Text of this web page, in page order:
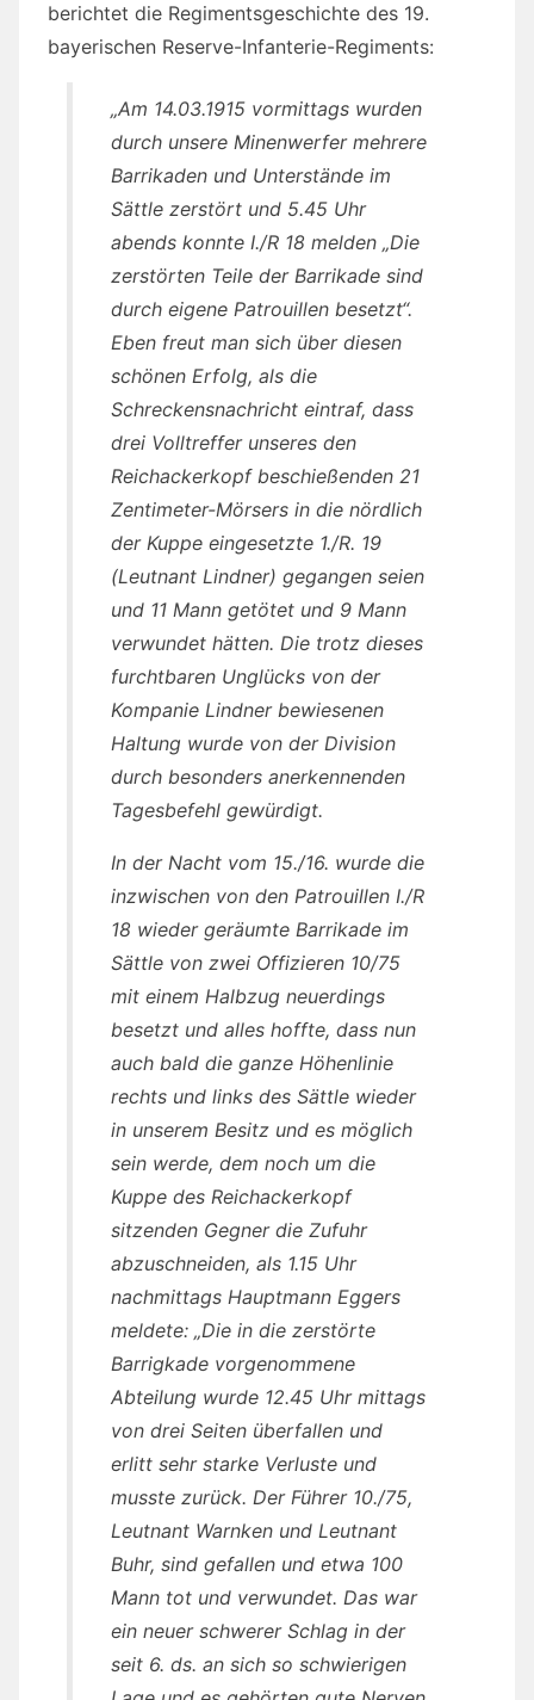
berichtet die Regimentsgeschichte des 19.
bayerischen Reserve-Infanterie-Regiments:
„Am 14.03.1915 vormittags wurden
durch unsere Minenwerfer mehrere
Barrikaden und Unterstände im
Sättle zerstört und 5.45 Uhr
abends konnte I./R 18 melden „Die
zerstörten Teile der Barrikade sind
durch eigene Patrouillen besetzt“.
Eben freut man sich über diesen
schönen Erfolg, als die
Schreckensnachricht eintraf, dass
drei Volltreffer unseres den
Reichackerkopf beschießenden 21
Zentimeter-Mörsers in die nördlich
der Kuppe eingesetzte 1./R. 19
(Leutnant Lindner) gegangen seien
und 11 Mann getötet und 9 Mann
verwundet hätten. Die trotz dieses
furchtbaren Unglücks von der
Kompanie Lindner bewiesenen
Haltung wurde von der Division
durch besonders anerkennenden
Tagesbefehl gewürdigt.
In der Nacht vom 15./16. wurde die
inzwischen von den Patrouillen I./R
18 wieder geräumte Barrikade im
Sättle von zwei Offizieren 10/75
mit einem Halbzug neuerdings
besetzt und alles hoffte, dass nun
auch bald die ganze Höhenlinie
rechts und links des Sättle wieder
in unserem Besitz und es möglich
sein werde, dem noch um die
Kuppe des Reichackerkopf
sitzenden Gegner die Zufuhr
abzuschneiden, als 1.15 Uhr
nachmittags Hauptmann Eggers
meldete: „Die in die zerstörte
Barrigkade vorgenommene
Abteilung wurde 12.45 Uhr mittags
von drei Seiten überfallen und
erlitt sehr starke Verluste und
musste zurück. Der Führer 10./75,
Leutnant Warnken und Leutnant
Buhr, sind gefallen und etwa 100
Mann tot und verwundet. Das war
ein neuer schwerer Schlag in der
seit 6. ds. an sich so schwierigen